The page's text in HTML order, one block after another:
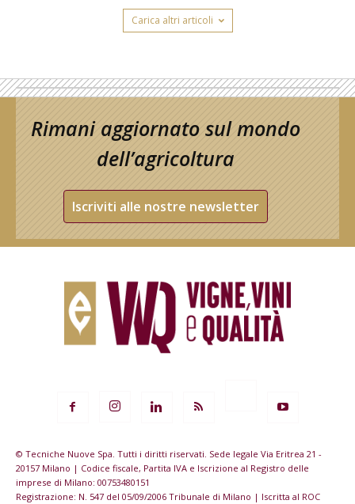
Carica altri articoli
Rimani aggiornato sul mondo
dell’agricoltura
Iscriviti alle nostre newsletter
© Tecniche Nuove Spa. Tutti i diritti riservati. Sede legale Via Eritrea 21 -
20157 Milano | Codice fiscale, Partita IVA e Iscrizione al Registro delle
imprese di Milano: 00753480151
Registrazione: N. 547 del 05/09/2006 Tribunale di Milano | Iscritta al ROC